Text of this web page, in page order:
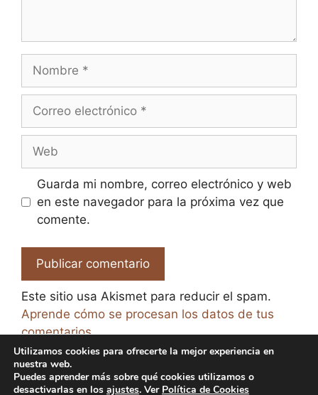
Nombre
Correo
Web
Guarda mi nombre, correo electrónico y web
en este navegador para la próxima vez que
comente.
Este sitio usa Akismet para reducir el spam.
Aprende cómo se procesan los datos de tus
comentarios.
Utilizamos cookies para ofrecerte la mejor experiencia en
nuestra web.
Puedes aprender más sobre qué cookies utilizamos o
desactivarlas en los ajustes. Ver Política de Cookies